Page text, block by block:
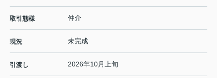
取引態様 仲介
現況 未完成
引渡し 2026年10月上旬